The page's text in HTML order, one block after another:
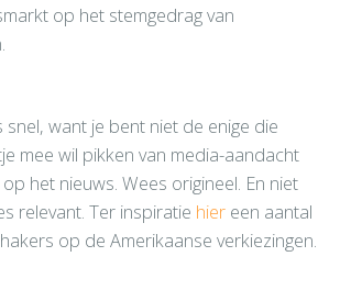
op het stemgedrag van
snel, want je bent niet de enige die
mee wil pikken van media-aandacht
het nieuws. Wees origineel. En niet
relevant. Ter inspiratie hier een aantal
op de Amerikaanse verkiezingen.